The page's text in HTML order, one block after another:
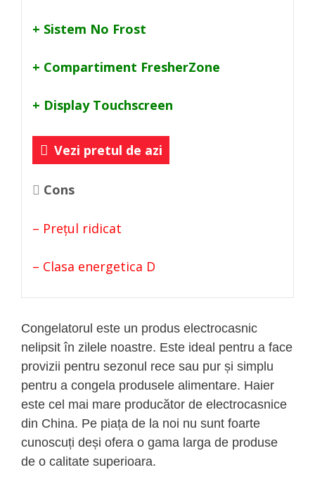
+ Sistem No Frost
+ Compartiment FresherZone
+ Display Touchscreen
Vezi pretul de azi
Cons
– Prețul ridicat
– Clasa energetica D
Congelatorul este un produs electrocasnic
nelipsit în zilele noastre. Este ideal pentru a face
provizii pentru sezonul rece sau pur și simplu
pentru a congela produsele alimentare. Haier
este cel mai mare producător de electrocasnice
din China. Pe piața de la noi nu sunt foarte
cunoscuți deși ofera o gama larga de produse
de o calitate superioara.